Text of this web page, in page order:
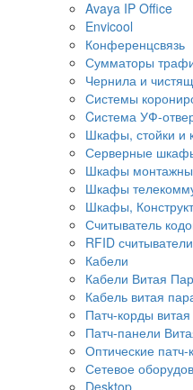
Avaya IP Office
Envicool
Конференцсвязь
Сумматоры
Чернила и
Системы
Cистема УФ-
Шкафы, стойки и
Серверные
Шкафы
Шкафы
Шкафы,
Считыватель
RFID считыватели
Кабели
Кабели Витая
Кабель витая
Патч-корды
Патч-панели
Оптические патч-
Сетевое
Desktop